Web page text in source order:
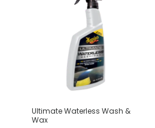
Ultimate Waterless Wash &
Wax